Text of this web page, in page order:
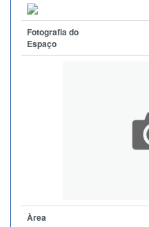
Fotografia do
Espaço
Àrea